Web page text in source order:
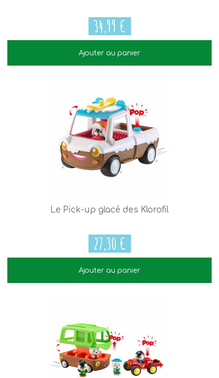
34,99 €
34,99 €
Ajouter au panier
27,30 €
Le Pick-up glacé des Klorofil
27,30 €
Ajouter au panier